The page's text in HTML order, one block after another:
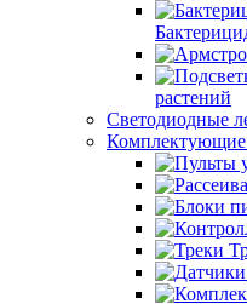
растений
Светодиодные
Комплектующие